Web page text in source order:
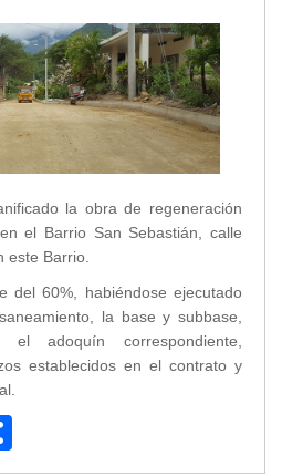
la obra de regeneración
el Barrio San Sebastián, calle
este Barrio.
del 60%, habiéndose ejecutado
la base y subbase,
adoquín correspondiente,
establecidos en el contrato y